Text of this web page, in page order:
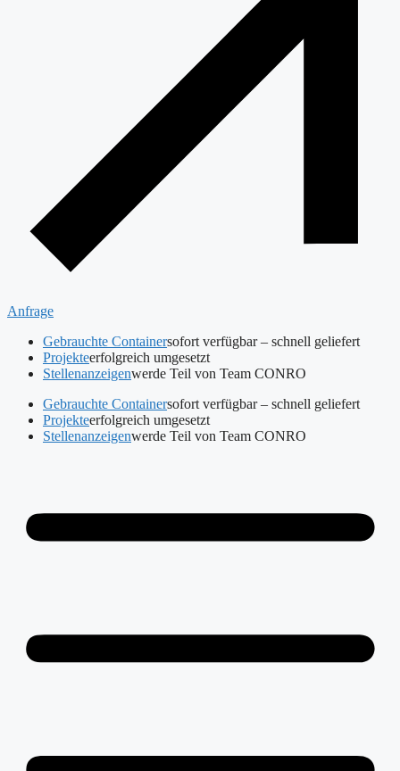
Anfrage
Gebrauchte Containersofort verfügbar – schnell geliefert
Projekteerfolgreich umgesetzt
Stellenanzeigenwerde Teil von Team CONRO
Gebrauchte Containersofort verfügbar – schnell geliefert
Projekteerfolgreich umgesetzt
Stellenanzeigenwerde Teil von Team CONRO